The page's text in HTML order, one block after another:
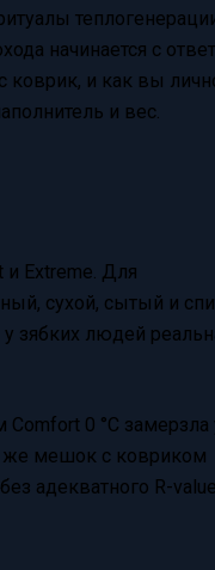
начинается с
коврик, и как вы
и вес.
Extreme. Для
сухой, сытый и
зябких людей
Comfort 0 °C
же мешок с ковриком
адекватного R-value